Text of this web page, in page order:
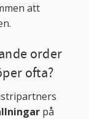
att
order
ofta?
på